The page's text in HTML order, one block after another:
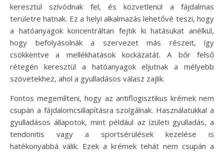
keresztül szívódnak fel, és közvetlenül a fájdalmas
területre hatnak. Ez a helyi alkalmazás lehetővé teszi, hogy
a hatóanyagok koncentráltan fejtik ki hatásukat anélkül,
hogy befolyásolnák a szervezet más részeit, így
csökkentve a mellékhatások kockázatát. A bőr felső
rétegén keresztül a hatóanyagok eljutnak a mélyebb
szövetekhez, ahol a gyulladásos válasz zajlik.
Fontos megemlíteni, hogy az antiflogisztikus krémek nem
csupán a fájdalomcsillapításra szolgálnak. Használatukkal a
gyulladásos állapotok, mint például az ízületi gyulladás, a
tendonitis vagy a sportsérülések kezelése is
hatékonyabbá válik. Ezek a krémek tehát nem csupán a